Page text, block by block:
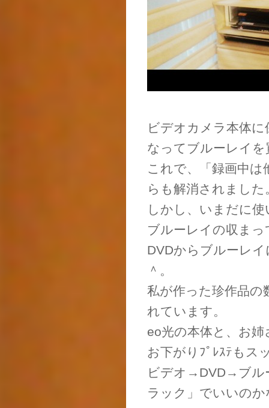
ビデオカメラ本体
なってブルーレイ
これで、「録画中
らも解消されました
しかし、いまだに
ブルーレイの収ま
DVDからブルーレ
＾。
私が作った珍作品の
れています。
eo光の本体と、お
お下がりﾌﾟﾚｽﾃもス
ビデオ→DVD→ブル
ラック」でいいのか